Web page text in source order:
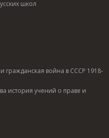
школ
гражданская война в СССР 1918-
история учений о праве и